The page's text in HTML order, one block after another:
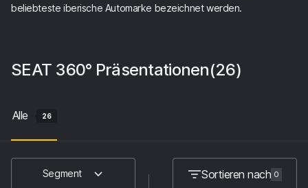
beliebteste iberische Automarke bezeichnet werden.
SEAT 360° Präsentationen(26)
Alle 26
Segment Sortieren nach 0